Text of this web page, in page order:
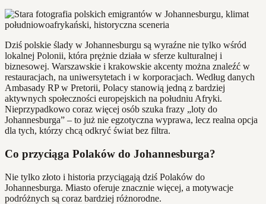
Dziś polskie ślady w Johannesburgu są wyraźne nie tylko wśród
lokalnej Polonii, która prężnie działa w sferze kulturalnej i
biznesowej. Warszawskie i krakowskie akcenty można znaleźć w
restauracjach, na uniwersytetach i w korporacjach. Według danych
Ambasady RP w Pretorii, Polacy stanowią jedną z bardziej
aktywnych społeczności europejskich na południu Afryki.
Nieprzypadkowo coraz więcej osób szuka frazy „loty do
Johannesburga” – to już nie egzotyczna wyprawa, lecz realna opcja
dla tych, którzy chcą odkryć świat bez filtra.
Co przyciąga Polaków do Johannesburga?
Nie tylko złoto i historia przyciągają dziś Polaków do
Johannesburga. Miasto oferuje znacznie więcej, a motywacje
podróżnych są coraz bardziej różnorodne.